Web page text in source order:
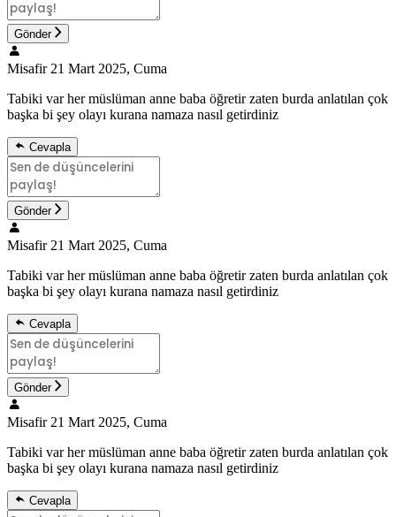
Gönder
Misafir 21 Mart 2025, Cuma
Tabiki var her müslüman anne baba öğretir zaten burda anlatılan çok
başka bi şey olayı kurana namaza nasıl getirdiniz
Cevapla
Gönder
Misafir 21 Mart 2025, Cuma
Tabiki var her müslüman anne baba öğretir zaten burda anlatılan çok
başka bi şey olayı kurana namaza nasıl getirdiniz
Cevapla
Gönder
Misafir 21 Mart 2025, Cuma
Tabiki var her müslüman anne baba öğretir zaten burda anlatılan çok
başka bi şey olayı kurana namaza nasıl getirdiniz
Cevapla